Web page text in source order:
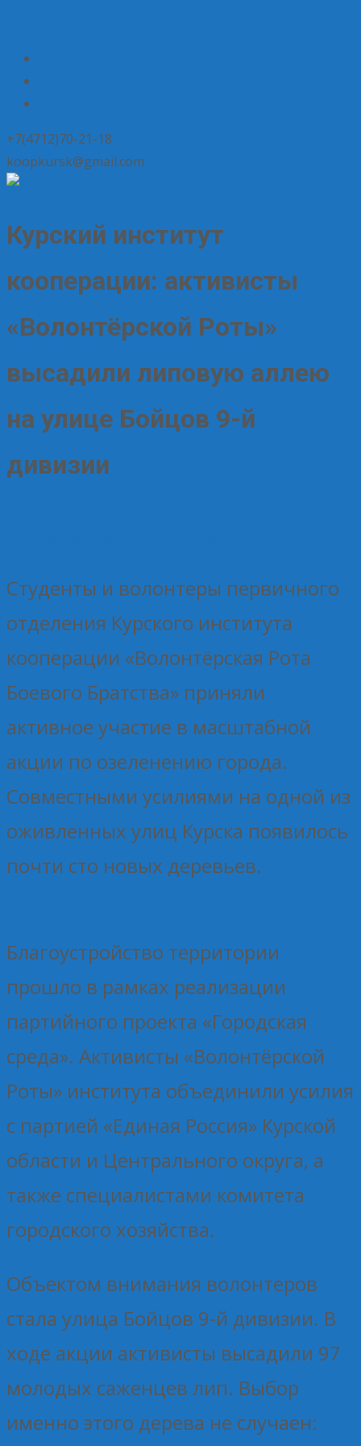
+7(4712)70-21-18
koopkursk@gmail.com
Курский институт
кооперации: активисты
«Волонтёрской Роты»
высадили липовую аллею
на улице Бойцов 9-й
дивизии
Студенты и волонтеры первичного
отделения Курского института
кооперации «Волонтёрская Рота
Боевого Братства» приняли
активное участие в масштабной
акции по озеленению города.
Совместными усилиями на одной из
оживленных улиц Курска появилось
почти сто новых деревьев.
Благоустройство территории
прошло в рамках реализации
партийного проекта «Городская
среда». Активисты «Волонтёрской
Роты» института объединили усилия
с партией «Единая Россия» Курской
области и Центрального округа, а
также специалистами комитета
городского хозяйства.
Объектом внимания волонтеров
стала улица Бойцов 9-й дивизии. В
ходе акции активисты высадили 97
молодых саженцев лип. Выбор
именно этого дерева не случаен: